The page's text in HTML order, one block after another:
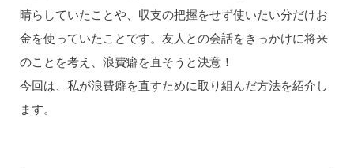
晴らしていたことや、収支の把握をせず使いたい分だけお
金を使っていたことです。友人との会話をきっかけに将来
のことを考え、浪費癖を直そうと決意！
今回は、私が浪費癖を直すために取り組んだ方法を紹介し
ます。